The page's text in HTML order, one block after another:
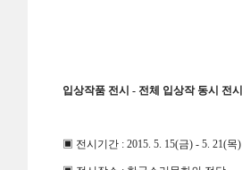
입상작품 전시 - 전체 입상작 동시 전시
▣ 전시기간 : 2015. 5. 15(금) - 5. 21(목)